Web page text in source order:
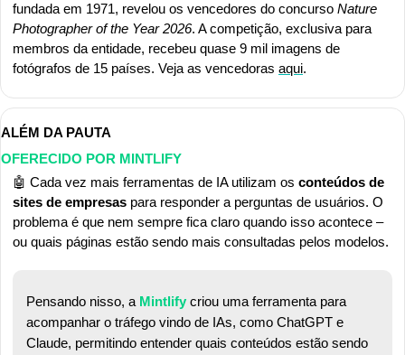
fundada em 1971, revelou os vencedores do concurso Nature
Photographer of the Year 2026. A competição, exclusiva para
membros da entidade, recebeu quase 9 mil imagens de
fotógrafos de 15 países. Veja as vencedoras aqui.
ALÉM DA PAUTA
OFERECIDO POR MINTLIFY
🤖 Cada vez mais ferramentas de IA utilizam os conteúdos de
sites de empresas para responder a perguntas de usuários. O
problema é que nem sempre fica claro quando isso acontece –
ou quais páginas estão sendo mais consultadas pelos modelos.
Pensando nisso, a Mintlify criou uma ferramenta para
acompanhar o tráfego vindo de IAs, como ChatGPT e
Claude, permitindo entender quais conteúdos estão sendo